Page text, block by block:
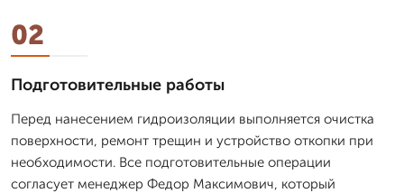
02
Подготовительные работы
Перед нанесением гидроизоляции выполняется очистка
поверхности, ремонт трещин и устройство откопки при
необходимости. Все подготовительные операции
согласует менеджер Федор Максимович, который